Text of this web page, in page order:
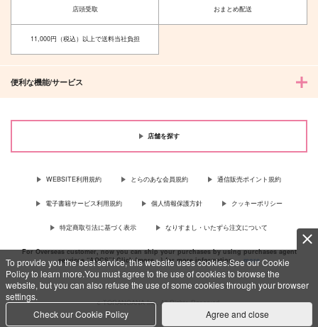
To provide you the best service, this website uses cookies.See our Cookie
Policy to learn more.You must agree to the use of cookies to browse the
website, but you can also refuse the use of some cookies through your browser
settings.
Check our Cookie Policy
Agree and close
店頭受取 おまとめ配送
11,000円（税込）以上で送料当社負担
便利な機能/サービス
店舗を探す
WEBSITE利用規約 とらのあな会員規約 通信販売ポイント規約
電子書籍サービス利用規約 個人情報保護方針 クッキーポリシー
特定商取引法に基づく表示 なりすまし・いたずら注文について
For Overseas customer, now you can ship your purchases by using purchases agent
services “AOCS”! Click {more…} for more information …more
c TORANOANA Inc, All Rights Reserved.